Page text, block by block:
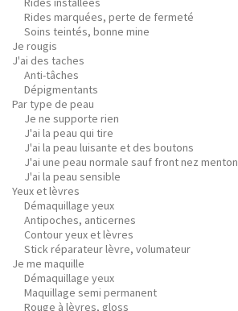
Rides marquées, perte de fermeté
Soins teintés, bonne mine
Je rougis
J'ai des taches
Anti-tâches
Dépigmentants
Par type de peau
Je ne supporte rien
J'ai la peau qui tire
J'ai la peau luisante et des boutons
J'ai une peau normale sauf front nez menton
J'ai la peau sensible
Yeux et lèvres
Démaquillage yeux
Antipoches, anticernes
Contour yeux et lèvres
Stick réparateur lèvre, volumateur
Je me maquille
Démaquillage yeux
Maquillage semi permanent
Rouge à lèvres, gloss